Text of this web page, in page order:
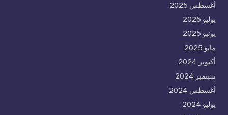
أغسطس 2025
يوليو 2025
يونيو 2025
مايو 2025
أكتوبر 2024
سبتمبر 2024
أغسطس 2024
يوليو 2024